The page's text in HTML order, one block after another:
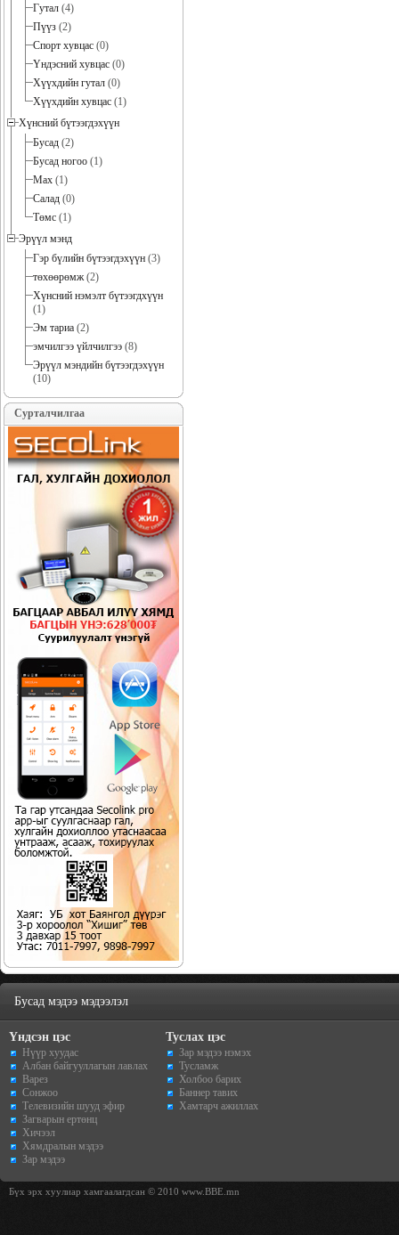
Гутал (4)
Пүүз (2)
Спорт хувцас (0)
Үндэсний хувцас (0)
Хүүхдийн гутал (0)
Хүүхдийн хувцас (1)
Хүнсний бүтээгдэхүүн
Бусад (2)
Бусад ногоо (1)
Мах (1)
Салад (0)
Төмс (1)
Эрүүл мэнд
Гэр бүлийн бүтээгдэхүүн (3)
төхөөрөмж(2)
Хүнсний нэмэлт бүтээгдхүүн
(1)
Эм тариа (2)
эмчилгээ үйлчилгээ (8)
Эрүүл мэндийн бүтээгдэхүүн
(10)
Сурталчилгаа
Бусад мэдээ мэдээлэл
Үндсэн цэс
Нүүр хуудас
Албан байгууллагын лавлах
Варез
Сонжоо
Телевизийн шууд эфир
Загварын ертөнц
Хичээл
Хямдралын мэдээ
Зар мэдээ
Туслах цэс
Зар мэдээ нэмэх
Тусламж
Холбоо барих
Баннер тавих
Хамтарч ажиллах
Бүх эрх хуулиар хамгаалагдсан © 2010 www.BBE.mn